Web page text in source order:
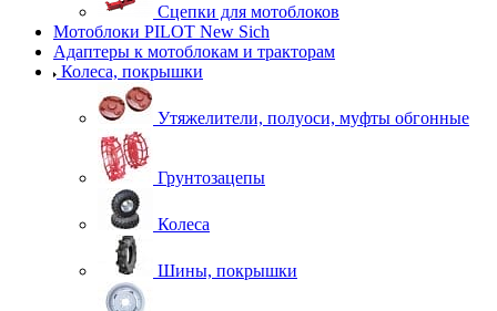
Сцепки для мотоблоков
Мотоблоки PILOT New Sich
Адаптеры к мотоблокам и тракторам
Колеса, покрышки
Утяжелители, полуоси, муфты обгонные
Грунтозацепы
Колеса
Шины, покрышки